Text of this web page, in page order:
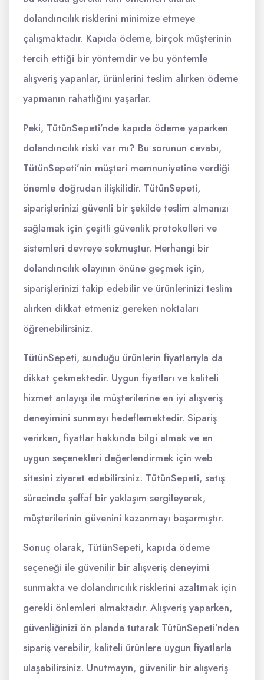
dolandırıcılık risklerini minimize etmeye
çalışmaktadır. Kapıda ödeme, birçok müşterinin
tercih ettiği bir yöntemdir ve bu yöntemle
alışveriş yapanlar, ürünlerini teslim alırken ödeme
yapmanın rahatlığını yaşarlar.
Peki, TütünSepeti’nde kapıda ödeme yaparken
dolandırıcılık riski var mı? Bu sorunun cevabı,
TütünSepeti’nin müşteri memnuniyetine verdiği
önemle doğrudan ilişkilidir. TütünSepeti,
siparişlerinizi güvenli bir şekilde teslim almanızı
sağlamak için çeşitli güvenlik protokolleri ve
sistemleri devreye sokmuştur. Herhangi bir
dolandırıcılık olayının önüne geçmek için,
siparişlerinizi takip edebilir ve ürünlerinizi teslim
alırken dikkat etmeniz gereken noktaları
öğrenebilirsiniz.
TütünSepeti, sunduğu ürünlerin fiyatlarıyla da
dikkat çekmektedir. Uygun fiyatları ve kaliteli
hizmet anlayışı ile müşterilerine en iyi alışveriş
deneyimini sunmayı hedeflemektedir. Sipariş
verirken, fiyatlar hakkında bilgi almak ve en
uygun seçenekleri değerlendirmek için web
sitesini ziyaret edebilirsiniz. TütünSepeti, satış
sürecinde şeffaf bir yaklaşım sergileyerek,
müşterilerinin güvenini kazanmayı başarmıştır.
Sonuç olarak, TütünSepeti, kapıda ödeme
seçeneği ile güvenilir bir alışveriş deneyimi
sunmakta ve dolandırıcılık risklerini azaltmak için
gerekli önlemleri almaktadır. Alışveriş yaparken,
güvenliğinizi ön planda tutarak TütünSepeti’nden
sipariş verebilir, kaliteli ürünlere uygun fiyatlarla
ulaşabilirsiniz. Unutmayın, güvenilir bir alışveriş